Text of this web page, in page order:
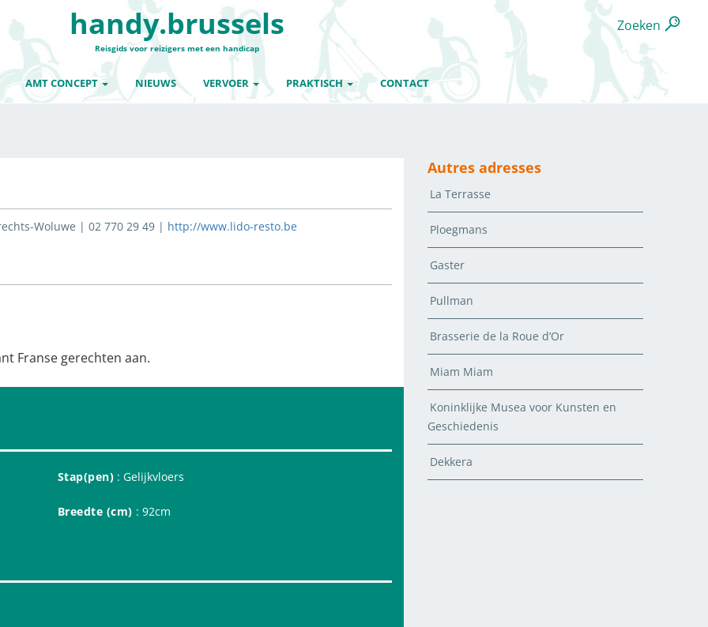
handy.brussels
Reisgids voor reizigers met een handicap
Zoeken
AMT CONCEPT NIEUWS VERVOER PRAKTISCH CONTACT
Woluwe | 02 770 29 49 | http://www.lido-resto.be
Franse gerechten aan.
Stap(pen) : Gelijkvloers
Breedte (cm) : 92cm
Autres adresses
La Terrasse
Ploegmans
Gaster
Pullman
Brasserie de la Roue d’Or
Miam Miam
Koninklijke Musea voor Kunsten en
Geschiedenis
Dekkera